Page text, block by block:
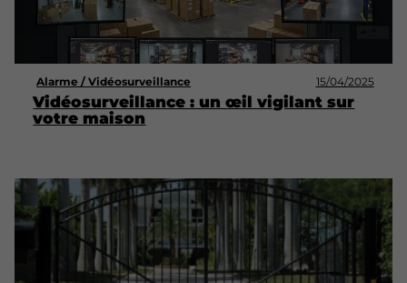
Alarme / Vidéosurveillance 15/04/2025
Vidéosurveillance : un œil vigilant sur
votre maison